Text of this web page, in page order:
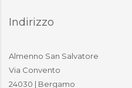
Indirizzo
Almenno San Salvatore
Via Convento
24030 | Bergamo